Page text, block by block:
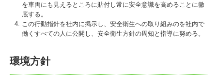
を車両にも見えるところに貼付し常に安全意識を高めることに徹
底する。
この行動指針を社内に掲示し、安全衛生への取り組みのを社内で
働くすべての人に公開し、安全衛生方針の周知と指導に努める。
環境方針